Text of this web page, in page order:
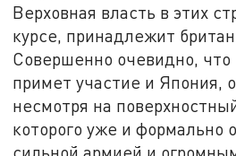
Верховная власть в этих
курсе, принадлежит
Совершенно очевидно, что
примет участие и Япония,
несмотря на
которого уже и формально
сильной армией и